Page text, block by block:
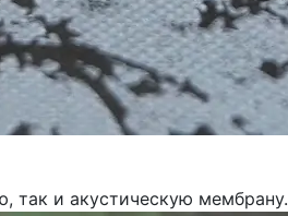
так и акустическую мембрану.